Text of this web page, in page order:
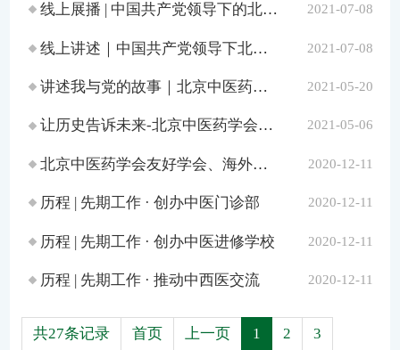
2021-07-08
线上展播 | 中国共产党领导下的北京中医药学会辉煌发展历程
2021-07-08
线上讲述｜中国共产党领导下北京中医药学会
2021-05-20
讲述我与党的故事｜北京中医药学会创建最早参与者-陈彤云
2021-05-06
让历史告诉未来-北京中医药学会建会70年
2020-12-11
北京中医药学会友好学会、海外团体祝福《凝心聚力 道济天下》
2020-12-11
历程 | 先期工作 · 创办中医门诊部
2020-12-11
历程 | 先期工作 · 创办中医进修学校
2020-12-11
历程 | 先期工作 · 推动中西医交流
共27条记录 首页 上一页 1 2 3